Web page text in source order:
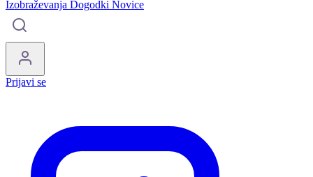
Izobraževanja Dogodki Novice
Prijavi se